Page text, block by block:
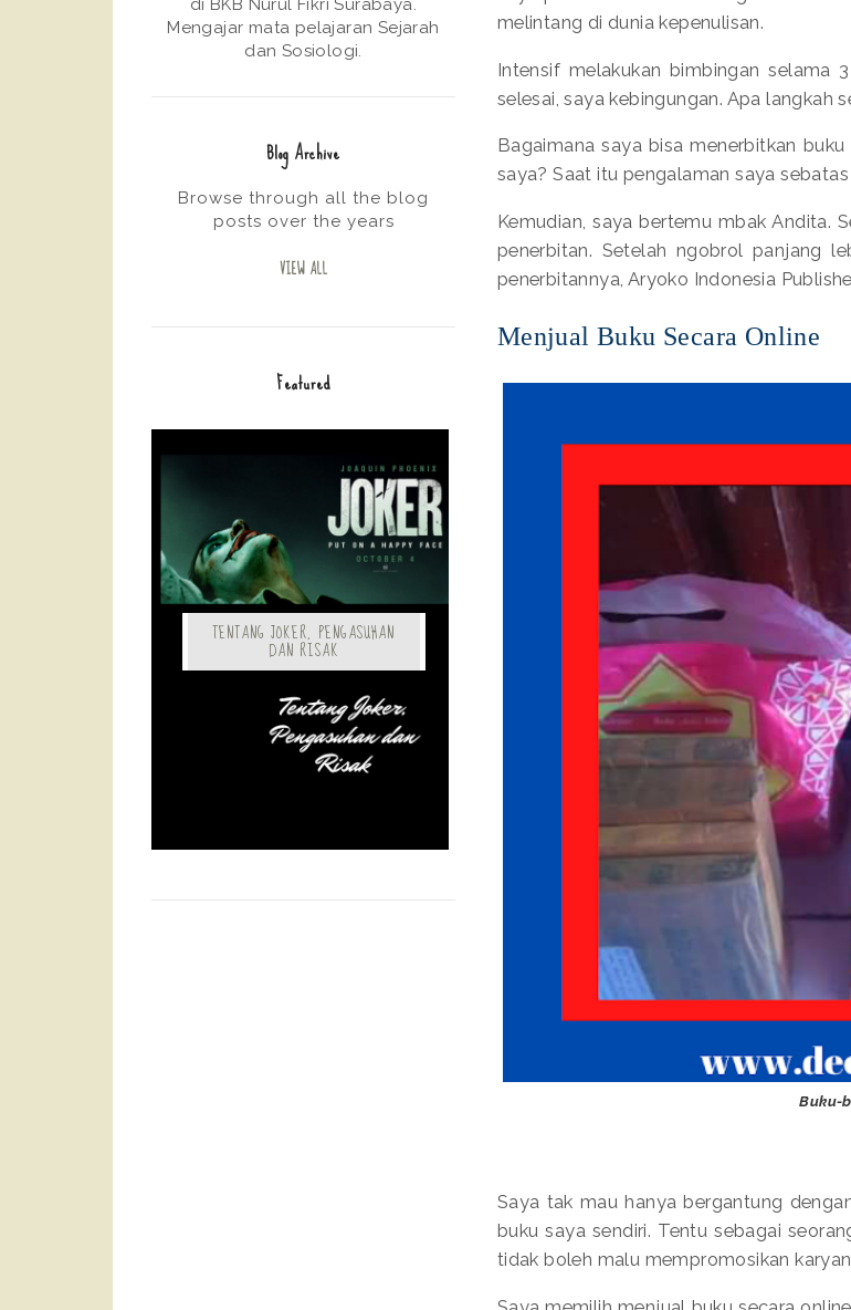
melintang di dunia kepenulisan.
Intensif melakukan bimbingan selama
selesai, saya kebingungan. Apa langkah
Bagaimana saya bisa menerbitkan
saya? Saat itu pengalaman saya
Kemudian, saya bertemu mbak Andita.
penerbitan. Setelah ngobrol panjang
penerbitannya, Aryoko Indonesia
Menjual Buku Secara Online
Buku-
Saya tak mau hanya bergantung
buku saya sendiri. Tentu sebagai
tidak boleh malu mempromosikan
di BKB Nurul Fikri Surabaya.
Mengajar mata pelajaran Sejarah
dan Sosiologi.
Blog Archive
Browse through all the blog
posts over the years
VIEW ALL
Featured
TENTANG JOKER, PENGASUHAN
DAN RISAK